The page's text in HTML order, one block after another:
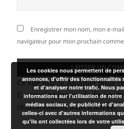
Enregistrer mon nom, mon e-
navigateur pour mon prochain
Ce site utilise Akismet pour
En savoir plus sur la façon
commentaires sont traitées.
Les cookies nous permettent de
annonces, d'offrir des fonctionnalités
et d'analyser notre trafic. Nous
informations sur l'utilisation de notre
médias sociaux, de publicité et
celles-ci avec d'autres informations
qu'ils ont collectées lors de votre